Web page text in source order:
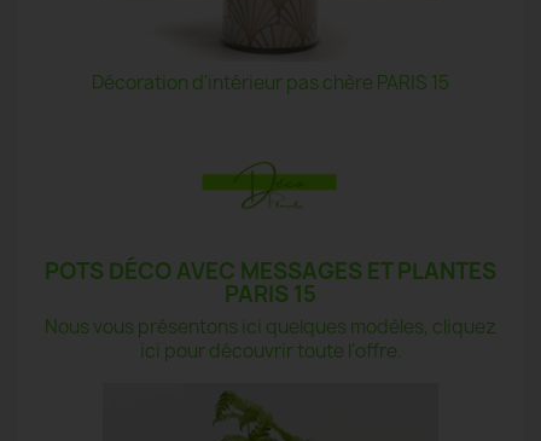
Décoration d'intérieur pas chère PARIS 15
POTS DÉCO AVEC MESSAGES ET PLANTES
PARIS 15
Nous vous présentons ici quelques modèles, cliquez
ici pour découvrir toute l'offre.